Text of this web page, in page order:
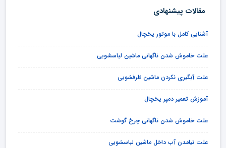
مقالات پیشنهادی
آشنایی کامل با موتور یخچال
علت خاموش شدن ناگهانی ماشین لباسشویی
علت آبگیری نکردن ماشین ظرفشویی
آموزش تعمیر دمپر یخچال
علت خاموش شدن ناگهانی چرخ گوشت
علت نیامدن آب داخل ماشین لباسشویی